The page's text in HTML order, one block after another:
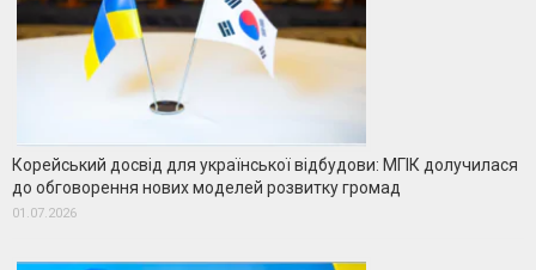
Корейський досвід для української відбудови: МГІК долучилася
до обговорення нових моделей розвитку громад
01.07.2026